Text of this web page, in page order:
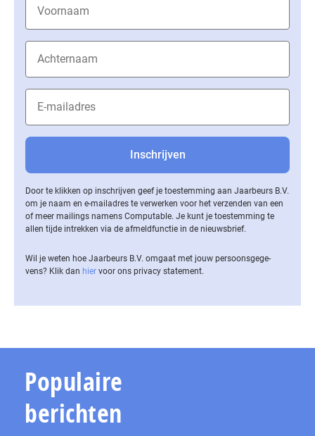
Door te klikken op inschrijven geef je toestemming aan Jaarbeurs B.V.
om je naam en e-mailadres te verwerken voor het verzenden van een
of meer mailings namens Computable. Je kunt je toestemming te
allen tijde intrekken via de af­meld­func­tie in de nieuwsbrief.
Wil je weten hoe Jaarbeurs B.V. omgaat met jouw per­soons­ge­ge­
vens? Klik dan hier voor ons privacy statement.
Populaire
berichten